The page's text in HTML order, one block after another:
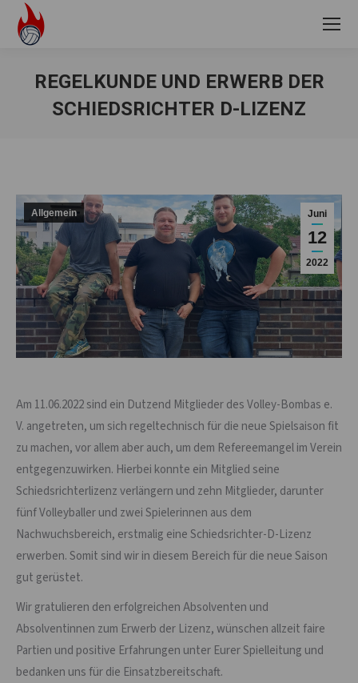
REGELKUNDE UND ERWERB DER
SCHIEDSRICHTER D-LIZENZ
Juni
12
2022
Allgemein
Am 11.06.2022 sind ein Dutzend Mitglieder des Volley-Bombas e.
V. angetreten, um sich regeltechnisch für die neue Spielsaison fit
zu machen, vor allem aber auch, um dem Refereemangel im Verein
entgegenzuwirken. Hierbei konnte ein Mitglied seine
Schiedsrichterlizenz verlängern und zehn Mitglieder, darunter
fünf Volleyballer und zwei Spielerinnen aus dem
Nachwuchsbereich, erstmalig eine Schiedsrichter-D-Lizenz
erwerben. Somit sind wir in diesem Bereich für die neue Saison
gut gerüstet.
Wir gratulieren den erfolgreichen Absolventen und
Absolventinnen zum Erwerb der Lizenz, wünschen allzeit faire
Partien und positive Erfahrungen unter Eurer Spielleitung und
bedanken uns für die Einsatzbereitschaft.